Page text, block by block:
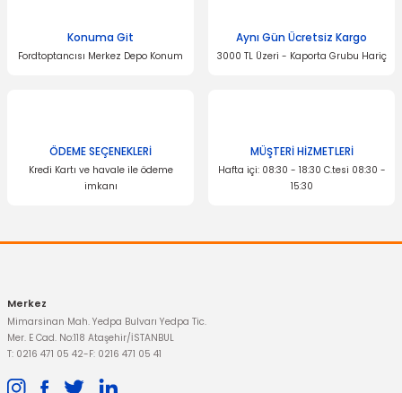
Konuma Git
Fordtoptancısı Merkez Depo Konum
Aynı Gün Ücretsiz Kargo
3000 TL Üzeri - Kaporta Grubu Hariç
ÖDEME SEÇENEKLERİ
Kredi Kartı ve havale ile ödeme
imkanı
MÜŞTERİ HİZMETLERİ
Hafta içi: 08:30 - 18:30 C.tesi 08:30 -
15:30
Merkez
Mimarsinan Mah. Yedpa Bulvarı Yedpa Tic.
Mer. E Cad. No:118 Ataşehir/İSTANBUL
T: 0216 471 05 42-F: 0216 471 05 41